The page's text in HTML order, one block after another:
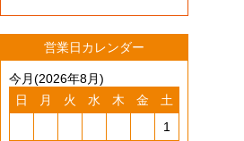
営業日カレンダー
今月(2026年8月)
日
月 火 水 木 金
土
1